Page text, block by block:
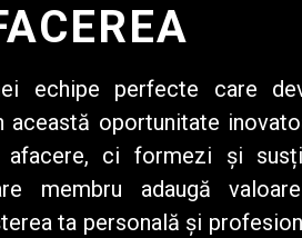
echipe perfecte care
această oportunitate
ci formezi și
membru adaugă
ta personală și